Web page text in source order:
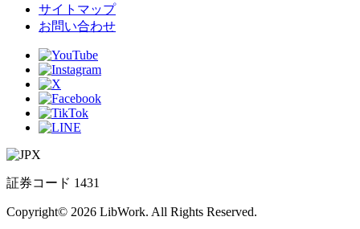
サイトマップ
お問い合わせ
証券コード 1431
Copyright© 2026 LibWork. All Rights Reserved.